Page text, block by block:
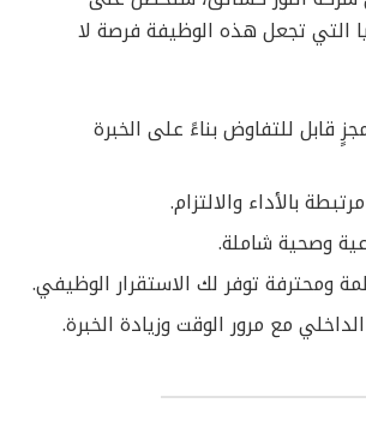
التي تجعل هذه الوظيفة فرصة لا
قابل للتفاوض بناءً على الخبرة
بالأداء والالتزام.
وصحية شاملة.
ومحترفة توفر لك الاستقرار الوظيفي.
مع مرور الوقت وزيادة الخبرة.